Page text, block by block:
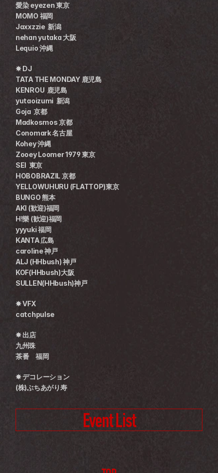
愛染 eyezen 東京
MOMO 福岡
Jaxxzzie  新潟
nehan yutaka 大阪
Lequio 沖縄
✸ DJ
TATA THE MONDAY 鹿児島
KENROU  鹿児島
yutaoizumi  新潟
Goja  京都
Madkosmos 京都
Conomark 名古屋
Kohey 沖縄
Zooey Loomer 1979 東京
SEI  東京
HOBOBRAZIL 京都
YELLOWUHURU (FLATTOP)東京
BUNGO 熊本
AKI (歓迎)福岡
H!樂 (歓迎)福岡
yyyuki 福岡
KANTA 広島
caroline 神戸
ALJ (HHbush) 神戸
KOF(HHbush)大阪
SULLEN(HHbush)神戸
✸ VFX
catchpulse
✸ 出店
九州珠
茶番　福岡
✸ デコレーション
(株)ぶちあがり寿
Event List